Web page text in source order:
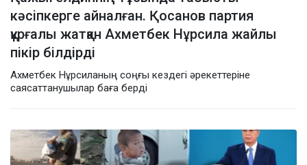
кәсіпкерге айналған. Қосанов партия
құрғалы жатқан Ахметбек Нұрсила жайлы
пікір білдірді
Ахметбек Нұрсиланың соңғы кездегі әрекеттеріне
саясаттанушылар баға берді